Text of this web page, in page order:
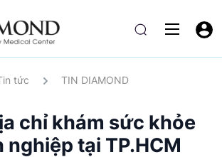
tức TIN DIAMOND
chỉ khám sức khỏe
nghiệp tại TP.HCM